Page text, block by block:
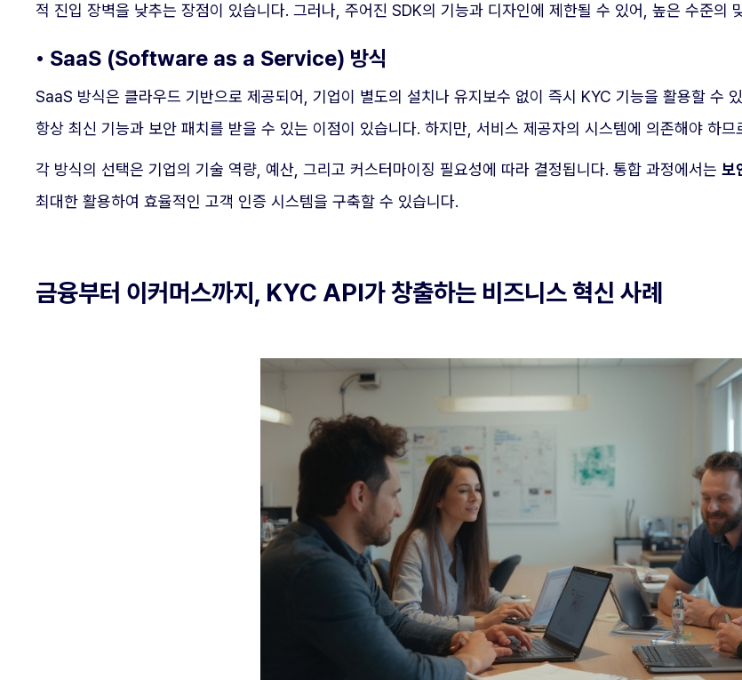
적 진입 장벽을 낮추는 장점이 있습니다. 그러나, 주어진 SDK의 기능과 디자인에 제한될 수 있어, 높은 수준의
• SaaS (Software as a Service) 방식
SaaS 방식은 클라우드 기반으로 제공되어, 기업이 별도의 설치나 유지보수 없이 즉시 KYC 기능을 활용할 수
항상 최신 기능과 보안 패치를 받을 수 있는 이점이 있습니다. 하지만, 서비스 제공자의 시스템에 의존해야 하
각 방식의 선택은 기업의 기술 역량, 예산, 그리고 커스터마이징 필요성에 따라 결정됩니다. 통합 과정에서는 보
최대한 활용하여 효율적인 고객 인증 시스템을 구축할 수 있습니다.
금융부터 이커머스까지, KYC API가 창출하는 비즈니스 혁신 사례